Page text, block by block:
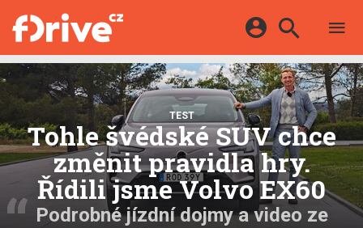
TESTY
KATALOG
MAPA STANIC
VIDEA
DALŠÍ
ELEKTROMOBILY
HYBRIDY
E-MOTORSPORT
OSTATNÍ
SERIÁLY
Přihlášení a registrace pomocí:
Facebook Google
Twitter Apple Microsoft
TEST
Tohle švédské SUV chce
změnit pravidla hry.
Řídili jsme Volvo EX60
Podrobné jízdní dojmy a video ze